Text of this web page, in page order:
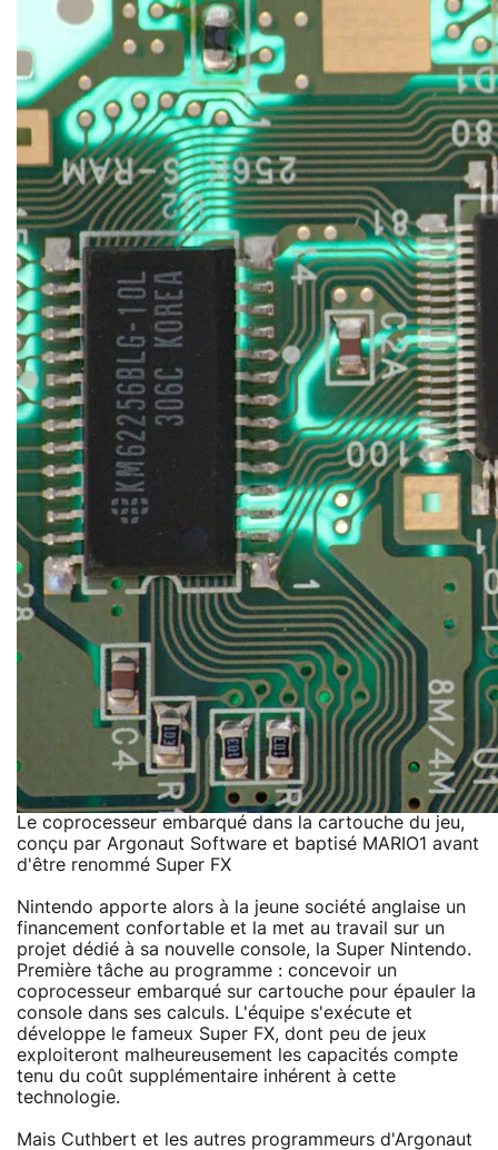
Le coprocesseur embarqué dans la cartouche du jeu,
conçu par Argonaut Software et baptisé MARIO1 avant
d'être renommé Super FX
Nintendo apporte alors à la jeune société anglaise un
financement confortable et la met au travail sur un
projet dédié à sa nouvelle console, la Super Nintendo.
Première tâche au programme : concevoir un
coprocesseur embarqué sur cartouche pour épauler la
console dans ses calculs. L'équipe s'exécute et
développe le fameux Super FX, dont peu de jeux
exploiteront malheureusement les capacités compte
tenu du coût supplémentaire inhérent à cette
technologie.
Mais Cuthbert et les autres programmeurs d'Argonaut